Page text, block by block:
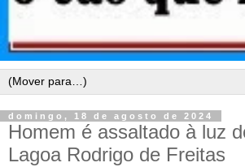
domingo, 18 de agosto de 2024
Homem é assaltado à luz
Lagoa Rodrigo de Freitas